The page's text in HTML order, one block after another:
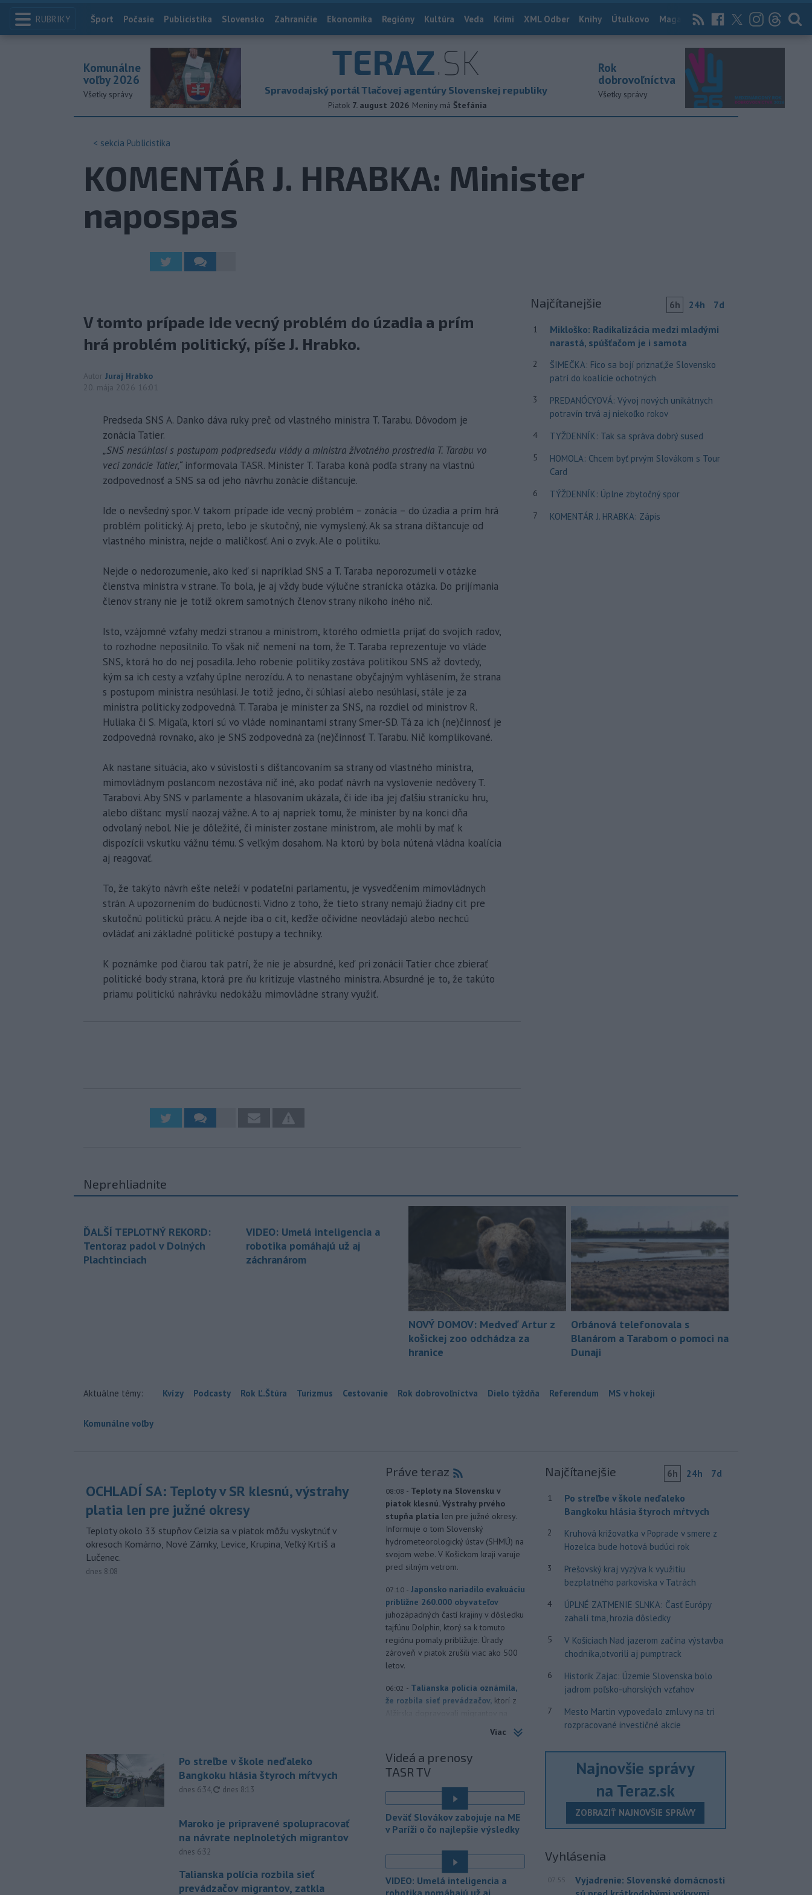
RUBRIKY Index
Šport Počasie Publicistika Slovensko Zahraničie Ekonomika Regióny Kultúra Veda Krimi XML Odber Knihy Útulkovo Magazín News Now Archív
TERAZ.SK
Spravodajský portál Tlačovej agentúry Slovenskej republiky
Piatok 7. august 2026 Meniny má Štefánia
Komunálne
voľby 2026
Všetky správy
Rok
dobrovoľníctva
Všetky správy
< sekcia Publicistika
KOMENTÁR J. HRABKA: Minister
napospas
V tomto prípade ide vecný problém do úzadia a prím
hrá problém politický, píše J. Hrabko.
Autor Juraj Hrabko
20. mája 2026 16:01
Predseda SNS A. Danko dáva ruky preč od vlastného ministra T. Tarabu. Dôvodom je
zonácia Tatier.
„SNS nesúhlasí s postupom podpredsedu vlády a ministra životného prostredia T. Tarabu vo
veci zonácie Tatier,“ informovala TASR. Minister T. Taraba koná podľa strany na vlastnú
zodpovednosť a SNS sa od jeho návrhu zonácie dištancuje.
Ide o nevšedný spor. V takom prípade ide vecný problém – zonácia – do úzadia a prím hrá
problém politický. Aj preto, lebo je skutočný, nie vymyslený. Ak sa strana dištancuje od
vlastného ministra, nejde o maličkosť. Ani o zvyk. Ale o politiku.
Nejde o nedorozumenie, ako keď si napríklad SNS a T. Taraba neporozumeli v otázke
členstva ministra v strane. To bola, je aj vždy bude výlučne stranícka otázka. Do prijímania
členov strany nie je totiž okrem samotných členov strany nikoho iného nič.
Isto, vzájomné vzťahy medzi stranou a ministrom, ktorého odmietla prijať do svojich radov,
to rozhodne neposilnilo. To však nič nemení na tom, že T. Taraba reprezentuje vo vláde
SNS, ktorá ho do nej posadila. Jeho robenie politiky zostáva politikou SNS až dovtedy,
kým sa ich cesty a vzťahy úplne nerozídu. A to nenastane obyčajným vyhlásením, že strana
s postupom ministra nesúhlasí. Je totiž jedno, či súhlasí alebo nesúhlasí, stále je za
ministra politicky zodpovedná. T. Taraba je minister za SNS, na rozdiel od ministrov R.
Huliaka či S. Migaľa, ktorí sú vo vláde nominantami strany Smer-SD. Tá za ich (ne)činnosť je
zodpovedná rovnako, ako je SNS zodpovedná za (ne)činnosť T. Tarabu. Nič komplikované.
Ak nastane situácia, ako v súvislosti s dištancovaním sa strany od vlastného ministra,
mimovládnym poslancom nezostáva nič iné, ako podať návrh na vyslovenie nedôvery T.
Tarabovi. Aby SNS v parlamente a hlasovaním ukázala, či ide iba jej ďalšiu stranícku hru,
alebo dištanc myslí naozaj vážne. A to aj napriek tomu, že minister by na konci dňa
odvolaný nebol. Nie je dôležité, či minister zostane ministrom, ale mohli by mať k
dispozícii vskutku vážnu tému. S veľkým dosahom. Na ktorú by bola nútená vládna koalícia
aj reagovať.
To, že takýto návrh ešte neleží v podateľni parlamentu, je vysvedčením mimovládnych
strán. A upozornením do budúcnosti. Vidno z toho, že tieto strany nemajú žiadny cit pre
skutočnú politickú prácu. A nejde iba o cit, keďže očividne neovládajú alebo nechcú
ovládať ani základné politické postupy a techniky.
K poznámke pod čiarou tak patrí, že nie je absurdné, keď pri zonácii Tatier chce zbierať
politické body strana, ktorá pre ňu kritizuje vlastného ministra. Absurdné je to, že takúto
priamu politickú nahrávku nedokážu mimovládne strany využiť.
Najčítanejšie 6h 24h 7d
1
Mikloško: Radikalizácia medzi mladými
narastá, spúšťačom je i samota
2
ŠIMEČKA: Fico sa bojí priznať,že Slovensko
patrí do koalície ochotných
3
PREDANÓCYOVÁ: Vývoj nových unikátnych
potravín trvá aj niekoľko rokov
4 TYŽDENNÍK: Tak sa správa dobrý sused
5
HOMOLA: Chcem byť prvým Slovákom s Tour
Card
6 TÝŽDENNÍK: Úplne zbytočný spor
7 KOMENTÁR J. HRABKA: Zápis
Neprehliadnite
ĎALŠÍ TEPLOTNÝ REKORD:
Tentoraz padol v Dolných
Plachtinciach
VIDEO: Umelá inteligencia a
robotika pomáhajú už aj
záchranárom
NOVÝ DOMOV: Medveď Artur z
košickej zoo odchádza za
hranice
Orbánová telefonovala s
Blanárom a Tarabom o pomoci na
Dunaji
Aktuálne témy: Kvízy Podcasty Rok Ľ.Štúra Turizmus Cestovanie Rok dobrovoľníctva Dielo týždňa Referendum MS v hokeji
Komunálne voľby
OCHLADÍ SA: Teploty v SR klesnú, výstrahy
platia len pre južné okresy
Teploty okolo 33 stupňov Celzia sa v piatok môžu vyskytnúť v
okresoch Komárno, Nové Zámky, Levice, Krupina, Veľký Krtíš a
Lučenec.
dnes 8:08
Po streľbe v škole neďaleko
Bangkoku hlásia štyroch mŕtvych
dnes 6:34, aktualizované
dnes 8:13
Maroko je pripravené spolupracovať
na návrate neplnoletých migrantov
dnes 6:32
Talianska polícia rozbila sieť
prevádzačov migrantov, zatkla
Práve teraz
08:08 - Teploty na Slovensku v
piatok klesnú. Výstrahy prvého
stupňa platia len pre južné okresy.
Informuje o tom Slovenský
hydrometeorologický ústav (SHMÚ) na
svojom webe. V Košickom kraji varuje
pred silným vetrom.
07:10 - Japonsko nariadilo evakuáciu
približne 260.000 obyvateľov
juhozápadných častí krajiny v dôsledku
tajfúnu Dolphin, ktorý sa k tomuto
regiónu pomaly približuje. Úrady
zároveň v piatok zrušili viac ako 500
letov.
06:02 - Talianska polícia oznámila,
že rozbila sieť prevádzačov, ktorí z
osem ľudí, informuje TASR podľa
správy agentúry AFP.
21:58 - Pri pobreží Ománu hrozí
ekologická katastrofa pre únik
väčšieho množstva ropy z
tankera, ktorý narazil na plytčinu v
blízkosti prírodnej rezervácie.
kontakte s neznámou látkou na
termálnomkúpalisku v Diakovciach v
okrese Šaľa malo 16 osôb. Záchranná
Viac
Videá a prenosy
TASR TV
Deväť Slovákov zabojuje na ME
v Paríži o čo najlepšie výsledky
VIDEO: Umelá inteligencia a
Najčítanejšie 6h 24h 7d
1
Po streľbe v škole neďaleko
Bangkoku hlásia štyroch mŕtvych
2
Kruhová križovatka v Poprade v smere z
Hozelca bude hotová budúci rok
3
Prešovský kraj vyzýva k využitiu
bezplatného parkoviska v Tatrách
4
ÚPLNÉ ZATMENIE SLNKA: Časť Európy
zahalí tma, hrozia dôsledky
5
V Košiciach Nad jazerom začína výstavba
chodníka,otvorili aj pumptrack
6
Historik Zajac: Územie Slovenska bolo
jadrom poľsko-uhorských vzťahov
7
Mesto Martin vypovedalo zmluvy na tri
rozpracované investičné akcie
Najnovšie správy
na Teraz.sk
ZOBRAZIŤ NAJNOVŠIE SPRÁVY
Vyhlásenia
07:55
Vyjadrenie: Slovenské domácnosti